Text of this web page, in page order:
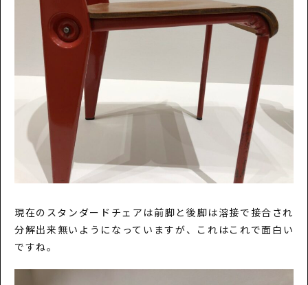
現在のスタンダードチェアは前脚と後脚は溶接で接合され
分解出来無いようになっていますが、これはこれで面白い
ですね。